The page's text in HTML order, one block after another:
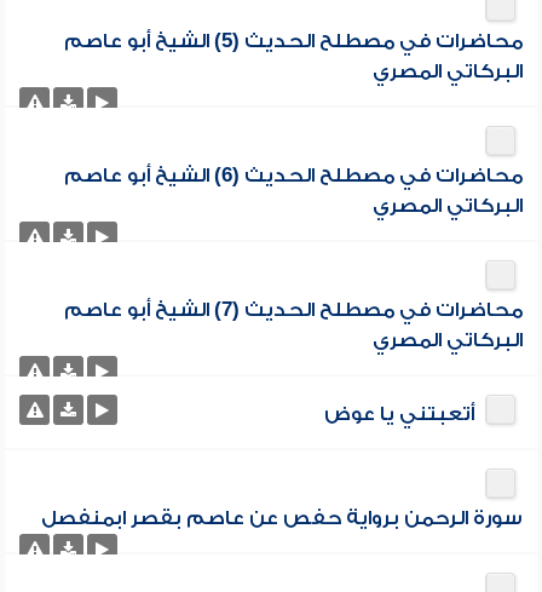
محاضرات في مصطلح الحديث (5) الشيخ أبو عاصم
البركاتي المصري
محاضرات في مصطلح الحديث (6) الشيخ أبو عاصم
البركاتي المصري
محاضرات في مصطلح الحديث (7) الشيخ أبو عاصم
البركاتي المصري
أتعبتني يا عوض
سورة الرحمن برواية حفص عن عاصم بقصر ابمنفصل